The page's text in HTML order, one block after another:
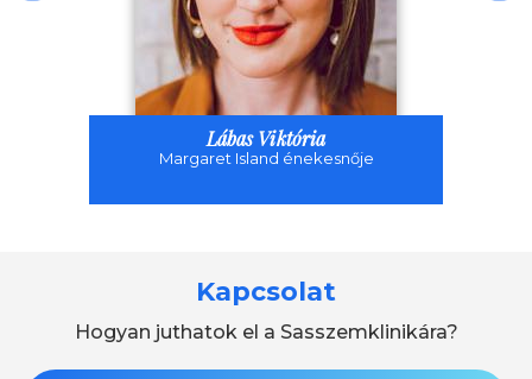
Lábas Viktória
Margaret Island énekesnője
Kapcsolat
Hogyan juthatok el a Sasszemklinikára?